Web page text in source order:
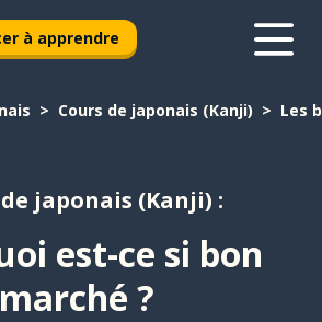
à apprendre
Cours de japonais (Kanji) Les
japonais (Kanji) :
est-ce si bon
marché ?